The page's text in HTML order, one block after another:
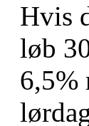
Hvis
løb
6,5%